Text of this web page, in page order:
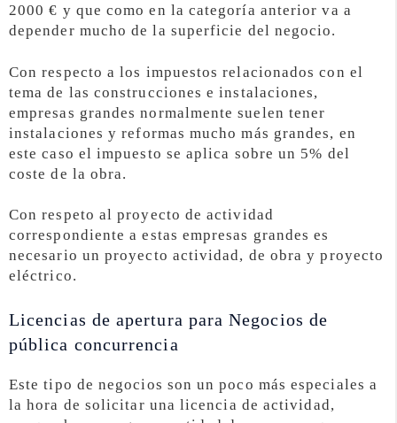
2000 € y que como en la categoría anterior va a
depender mucho de la superficie del negocio.
Con respecto a los impuestos relacionados con el
tema de las construcciones e instalaciones,
empresas grandes normalmente suelen tener
instalaciones y reformas mucho más grandes, en
este caso el impuesto se aplica sobre un 5% del
coste de la obra.
Con respeto al proyecto de actividad
correspondiente a estas empresas grandes es
necesario un proyecto actividad, de obra y proyecto
eléctrico.
Licencias de apertura para Negocios de
pública concurrencia
Este tipo de negocios son un poco más especiales a
la hora de solicitar una licencia de actividad,